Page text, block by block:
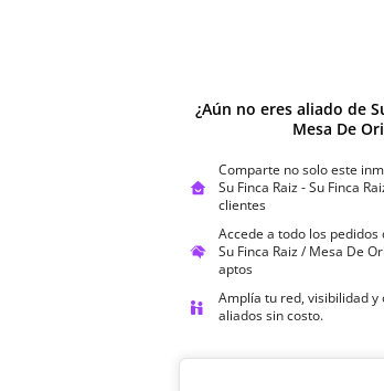
¿Aún no eres aliado de
Mesa De
Comparte no solo este
Su Finca Raiz - Su Finca
clientes
Accede a todo los pedidos
Su Finca Raiz / Mesa De
aptos
Amplía tu red, visibilidad
aliados sin costo.